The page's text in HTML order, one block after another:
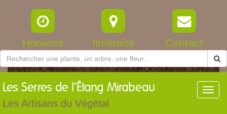
Horaires Itinéraire Contact
Les Serres de l’Étang Mirabeau
Les Artisans du Végétal